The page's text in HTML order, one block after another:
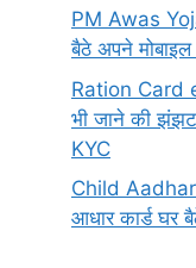
PM Awas
बैठे अपने
Ration Card
भी जाने की
KYC
Child
आधार कार्ड घर